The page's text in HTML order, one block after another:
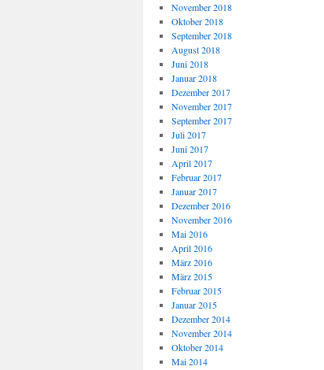
November 2018
Oktober 2018
September 2018
August 2018
Juni 2018
Januar 2018
Dezember 2017
November 2017
September 2017
Juli 2017
Juni 2017
April 2017
Februar 2017
Januar 2017
Dezember 2016
November 2016
Mai 2016
April 2016
März 2016
März 2015
Februar 2015
Januar 2015
Dezember 2014
November 2014
Oktober 2014
Mai 2014